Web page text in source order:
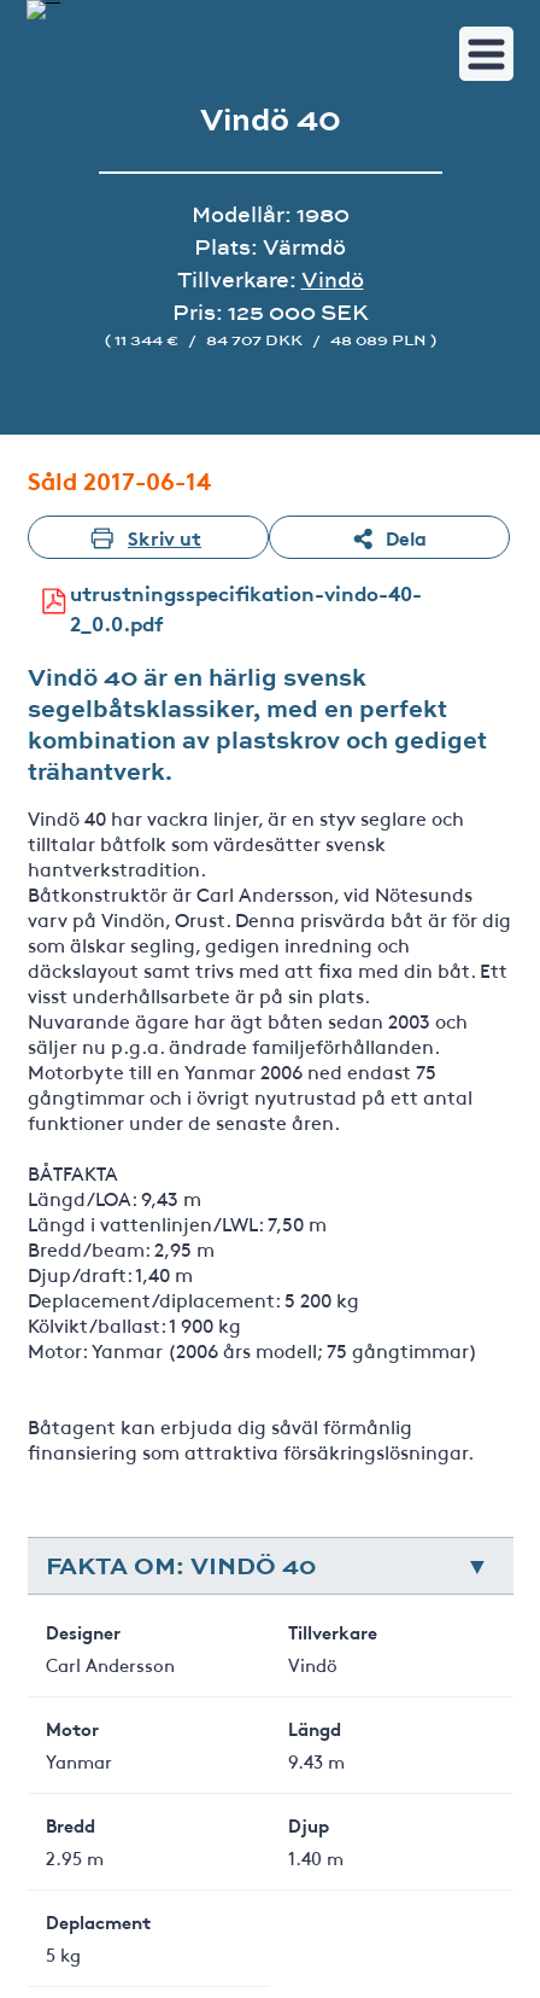
Vindö 40
Modellår: 1980
Plats: Värmdö
Tillverkare: Vindö
Pris: 125 000 SEK
( 11 344 € / 84 707 DKK / 48 089 PLN )
Såld 2017-06-14
Skriv ut Dela
utrustningsspecifikation-vindo-40-
2_0.0.pdf
Vindö 40 är en härlig svensk
segelbåtsklassiker, med en perfekt
kombination av plastskrov och gediget
trähantverk.
Vindö 40 har vackra linjer, är en styv seglare och
tilltalar båtfolk som värdesätter svensk
hantverkstradition.
Båtkonstruktör är Carl Andersson, vid Nötesunds
varv på Vindön, Orust. Denna prisvärda båt är för dig
som älskar segling, gedigen inredning och
däckslayout samt trivs med att fixa med din båt. Ett
visst underhållsarbete är på sin plats.
Nuvarande ägare har ägt båten sedan 2003 och
säljer nu p.g.a. ändrade familjeförhållanden.
Motorbyte till en Yanmar 2006 ned endast 75
gångtimmar och i övrigt nyutrustad på ett antal
funktioner under de senaste åren.
BÅTFAKTA
Längd/LOA: 9,43 m
Längd i vattenlinjen/LWL: 7,50 m
Bredd/beam: 2,95 m
Djup/draft: 1,40 m
Deplacement/diplacement: 5 200 kg
Kölvikt/ballast: 1 900 kg
Motor: Yanmar (2006 års modell; 75 gångtimmar)
Båtagent kan erbjuda dig såväl förmånlig
finansiering som attraktiva försäkringslösningar.
FAKTA OM: VINDÖ 40
Designer
Carl Andersson
Tillverkare
Vindö
Motor
Yanmar
Längd
9.43 m
Bredd
2.95 m
Djup
1.40 m
Deplacment
5 kg